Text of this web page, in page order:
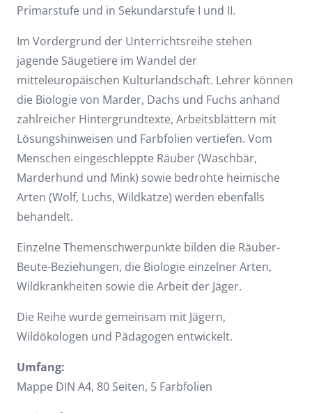
Primarstufe und in Sekundarstufe I und II.
Im Vordergrund der Unterrichtsreihe stehen
jagende Säugetiere im Wandel der
mitteleuropäischen Kulturlandschaft. Lehrer können
die Biologie von Marder, Dachs und Fuchs anhand
zahlreicher Hintergrundtexte, Arbeitsblättern mit
Lösungshinweisen und Farbfolien vertiefen. Vom
Menschen eingeschleppte Räuber (Waschbär,
Marderhund und Mink) sowie bedrohte heimische
Arten (Wolf, Luchs, Wildkatze) werden ebenfalls
behandelt.
Einzelne Themenschwerpunkte bilden die Räuber-
Beute-Beziehungen, die Biologie einzelner Arten,
Wildkrankheiten sowie die Arbeit der Jäger.
Die Reihe wurde gemeinsam mit Jägern,
Wildökologen und Pädagogen entwickelt.
Umfang:
Mappe DIN A4, 80 Seiten, 5 Farbfolien